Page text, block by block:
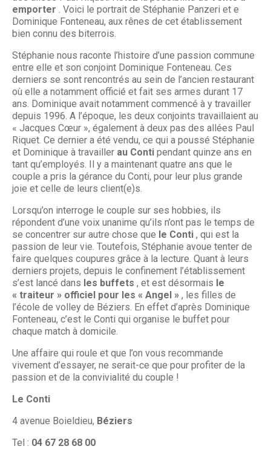
emporter . Voici le portrait de Stéphanie Panzeri et e
Dominique Fonteneau, aux rênes de cet établissement
bien connu des biterrois.
Stéphanie nous raconte l’histoire d’une passion commune
entre elle et son conjoint Dominique Fonteneau. Ces
derniers se sont rencontrés au sein de l’ancien restaurant
où elle a notamment officié et fait ses armes durant 17
ans. Dominique avait notamment commencé à y travailler
depuis 1996. A l’époque, les deux conjoints travaillaient au
« Jacques Cœur », également à deux pas des allées Paul
Riquet. Ce dernier a été vendu, ce qui a poussé Stéphanie
et Dominique à travailler au Conti pendant quinze ans en
tant qu’employés. Il y a maintenant quatre ans que le
couple a pris la gérance du Conti, pour leur plus grande
joie et celle de leurs client(e)s.
Lorsqu’on interroge le couple sur ses hobbies, ils
répondent d’une voix unanime qu’ils n’ont pas le temps de
se concentrer sur autre chose que le Conti , qui est la
passion de leur vie. Toutefois, Stéphanie avoue tenter de
faire quelques coupures grâce à la lecture. Quant à leurs
derniers projets, depuis le confinement l’établissement
s’est lancé dans les buffets , et est désormais le
« traiteur » officiel pour les « Angel » , les filles de
l’école de volley de Béziers. En effet d’après Dominique
Fonteneau, c’est le Conti qui organise le buffet pour
chaque match à domicile.
Une affaire qui roule et que l’on vous recommande
vivement d’essayer, ne serait-ce que pour profiter de la
passion et de la convivialité du couple !
Le Conti
4 avenue Boieldieu, Béziers
Tel : 04 67 28 68 00